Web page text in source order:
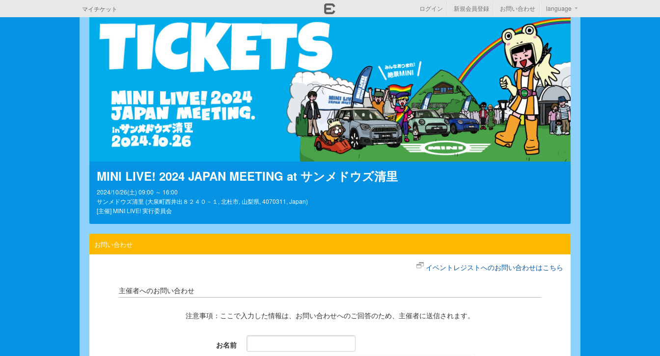
マイチケット ログイン 新規会員登録 お問い合わせ language
MINI LIVE! 2024 JAPAN MEETING at サンメドウズ清里
2024/10/26(土) 09:00 ～ 16:00
サンメドウズ清里 (大泉町西井出８２４０－１, 北杜市, 山梨県, 4070311, Japan)
[主催] MINI LIVE! 実行委員会
お問い合わせ
イベントレジストへのお問い合わせはこちら
主催者へのお問い合わせ
注意事項：ここで入力した情報は、お問い合わせへのご回答のため、主催者に送信されます。
お名前